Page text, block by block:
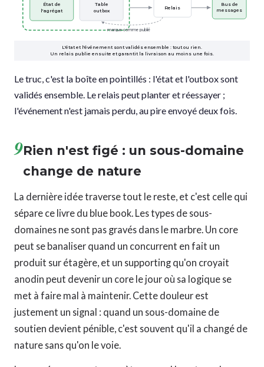
État de
l'agrégat
Table
outbox
Relais
Bus de
messages
marque comme publié
L'état et l'événement sont validés ensemble : tout ou rien.
Un relais publie ensuite et garantit la livraison au moins une fois.
Le truc, c'est la boîte en pointillés : l'état et l'outbox sont
validés ensemble. Le relais peut planter et réessayer ;
l'événement n'est jamais perdu, au pire envoyé deux fois.
9Rien n'est figé : un sous-domaine
change de nature
La dernière idée traverse tout le reste, et c'est celle qui
sépare ce livre du blue book. Les types de sous-
domaines ne sont pas gravés dans le marbre. Un core
peut se banaliser quand un concurrent en fait un
produit sur étagère, et un supporting qu'on croyait
anodin peut devenir un core le jour où sa logique se
met à faire mal à maintenir. Cette douleur est
justement un signal : quand un sous-domaine de
soutien devient pénible, c'est souvent qu'il a changé de
nature sans qu'on le voie.